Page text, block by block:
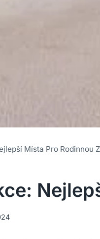
Místa Pro Rodinnou